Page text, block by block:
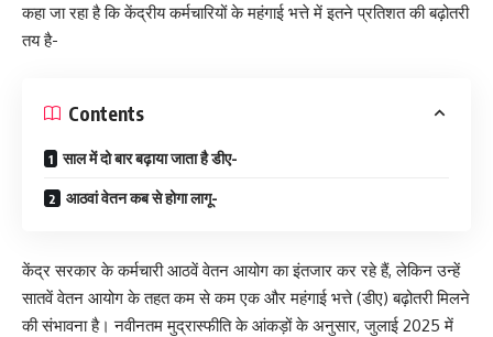
कहा जा रहा है कि केंद्रीय कर्मचारियों के महंगाई भत्ते में इतने प्रतिशत की बढ़ोतरी
तय है-
Contents
साल में दो बार बढ़ाया जाता है डीए-
आठवां वेतन कब से होगा लागू-
केंद्र सरकार के कर्मचारी आठवें वेतन आयोग का इंतजार कर रहे हैं, लेकिन उन्हें
सातवें वेतन आयोग के तहत कम से कम एक और महंगाई भत्ते (डीए) बढ़ोतरी मिलने
की संभावना है। नवीनतम मुद्रास्फीति के आंकड़ों के अनुसार, जुलाई 2025 में